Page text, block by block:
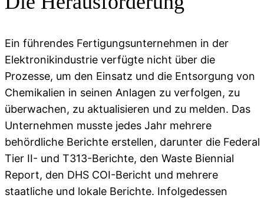
Ein führendes Fertigungsunternehmen in der
Elektronikindustrie verfügte nicht über die
Prozesse, um den Einsatz und die Entsorgung von
Chemikalien in seinen Anlagen zu verfolgen, zu
überwachen, zu aktualisieren und zu melden. Das
Unternehmen musste jedes Jahr mehrere
behördliche Berichte erstellen, darunter die Federal
Tier II- und T313-Berichte, den Waste Biennial
Report, den DHS COI-Bericht und mehrere
staatliche und lokale Berichte. Infolgedessen